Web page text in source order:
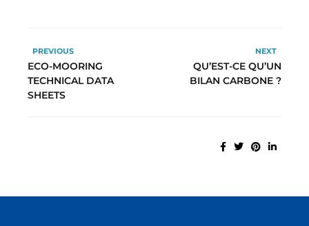
PREVIOUS
ECO-MOORING
TECHNICAL DATA
SHEETS
NEXT
QU’EST-CE QU’UN
BILAN CARBONE ?